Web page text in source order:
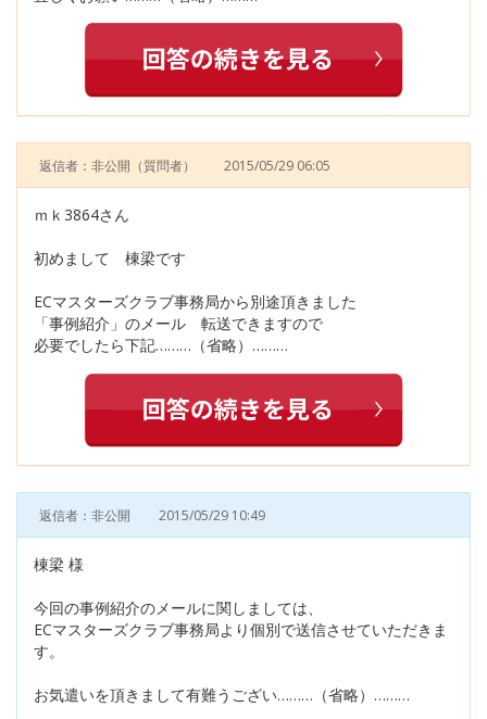
返信者：非公開 （質問者） 2015/05/29 06:05
ｍｋ3864さん
初めまして 棟梁です
ECマスターズクラブ事務局から別途頂きました
「事例紹介」のメール 転送できますので
必要でしたら下記………（省略）………
返信者：非公開 2015/05/29 10:49
棟梁 様
今回の事例紹介のメールに関しましては、
ECマスターズクラブ事務局より個別で送信させていただきま
す。
お気遣いを頂きまして有難うござい………（省略）………